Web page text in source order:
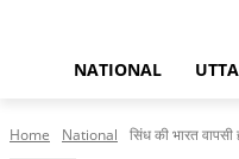
NATIONAL
Home National सिंध की भारत